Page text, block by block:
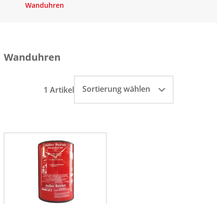
Wanduhren
Wanduhren
1 Artikel Sortierung wählen